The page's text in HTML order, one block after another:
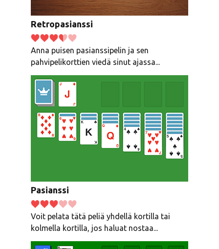
Retropasianssi
Anna puisen pasianssipelin ja sen
pahvipelikorttien viedä sinut ajassa...
Pasianssi
Voit pelata tätä peliä yhdellä kortilla tai
kolmella kortilla, jos haluat nostaa...